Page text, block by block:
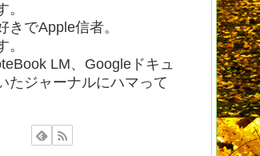
。
きでApple信者。
。
LM、Googleドキュ
たジャーナルにハマって